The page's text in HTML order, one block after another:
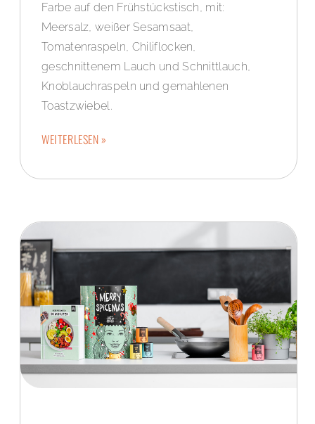
Farbe auf den Frühstückstisch, mit:
Meersalz, weißer Sesamsaat,
Tomatenraspeln, Chiliflocken,
geschnittenem Lauch und Schnittlauch,
Knoblauchraspeln und gemahlenen
Toastzwiebel.
WEITERLESEN »